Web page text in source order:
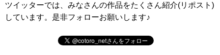
ツイッターでは、みなさんの作品をたくさん紹介(リポスト)
しています。是非フォローお願いします♪